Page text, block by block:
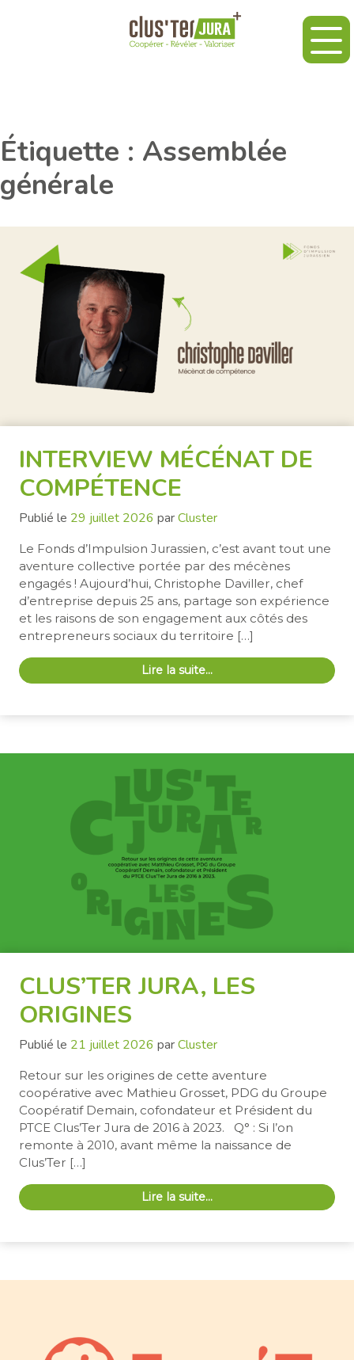
Étiquette : Assemblée
générale
INTERVIEW MÉCÉNAT DE
COMPÉTENCE
Publié le 29 juillet 2026 parCluster
Le Fonds d’Impulsion Jurassien, c’est avant tout une
aventure collective portée par des mécènes
engagés ! Aujourd’hui, Christophe Daviller, chef
d’entreprise depuis 25 ans, partage son expérience
et les raisons de son engagement aux côtés des
entrepreneurs sociaux du territoire […]
Lire la suite…
CLUS’TER JURA, LES
ORIGINES
Publié le 21 juillet 2026 parCluster
Retour sur les origines de cette aventure
coopérative avec Mathieu Grosset, PDG du Groupe
Coopératif Demain, cofondateur et Président du
PTCE Clus’Ter Jura de 2016 à 2023. Q° : Si l’on
remonte à 2010, avant même la naissance de
Clus’Ter […]
Lire la suite…